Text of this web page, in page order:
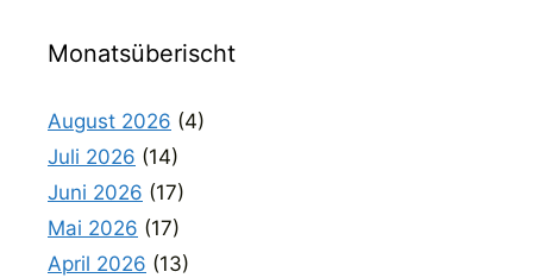
Monatsüberischt
August 2026 (4)
Juli 2026 (14)
Juni 2026 (17)
Mai 2026 (17)
April 2026 (13)